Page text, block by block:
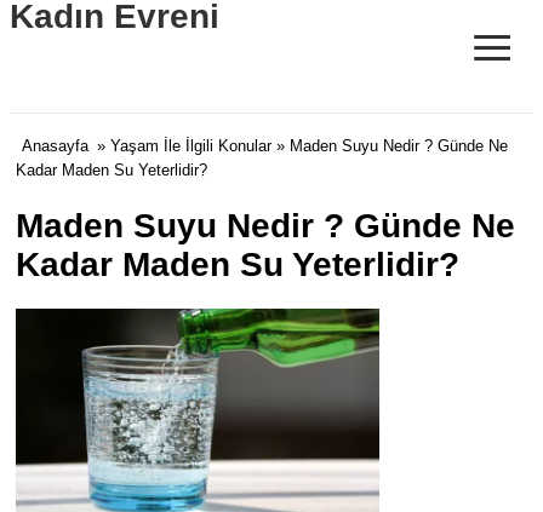
Kadın Evreni ≡
Anasayfa » Yaşam İle İlgili Konular» Maden Suyu Nedir ? Günde Ne
Kadar Maden Su Yeterlidir?
Maden Suyu Nedir ? Günde Ne
Kadar Maden Su Yeterlidir?